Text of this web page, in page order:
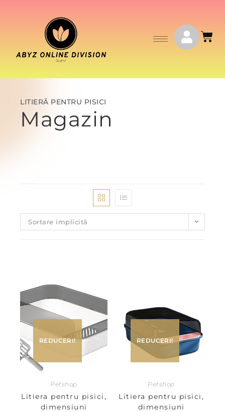
LITIERĂ PENTRU PISICI
Magazin
Sortare implicită
REDUCERI!
Petshop
Litiera pentru pisici,
dimensiuni
REDUCERI!
Petshop
Litiera pentru pisici,
dimensiuni